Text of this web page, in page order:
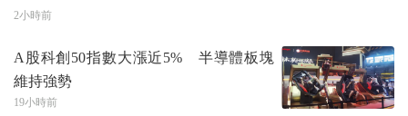
2小時前
A股科創50指數大漲近5% 半導體板塊
維持強勢
19小時前